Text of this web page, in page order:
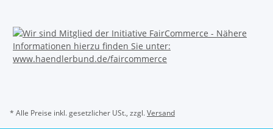
* Alle Preise inkl. gesetzlicher USt., zzgl.Versand